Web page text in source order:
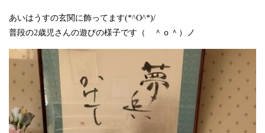
あいはうすの玄関に飾ってます(*^O^*)/
普段の2歳児さんの遊びの様子です（ ＾ｏ＾）ノ